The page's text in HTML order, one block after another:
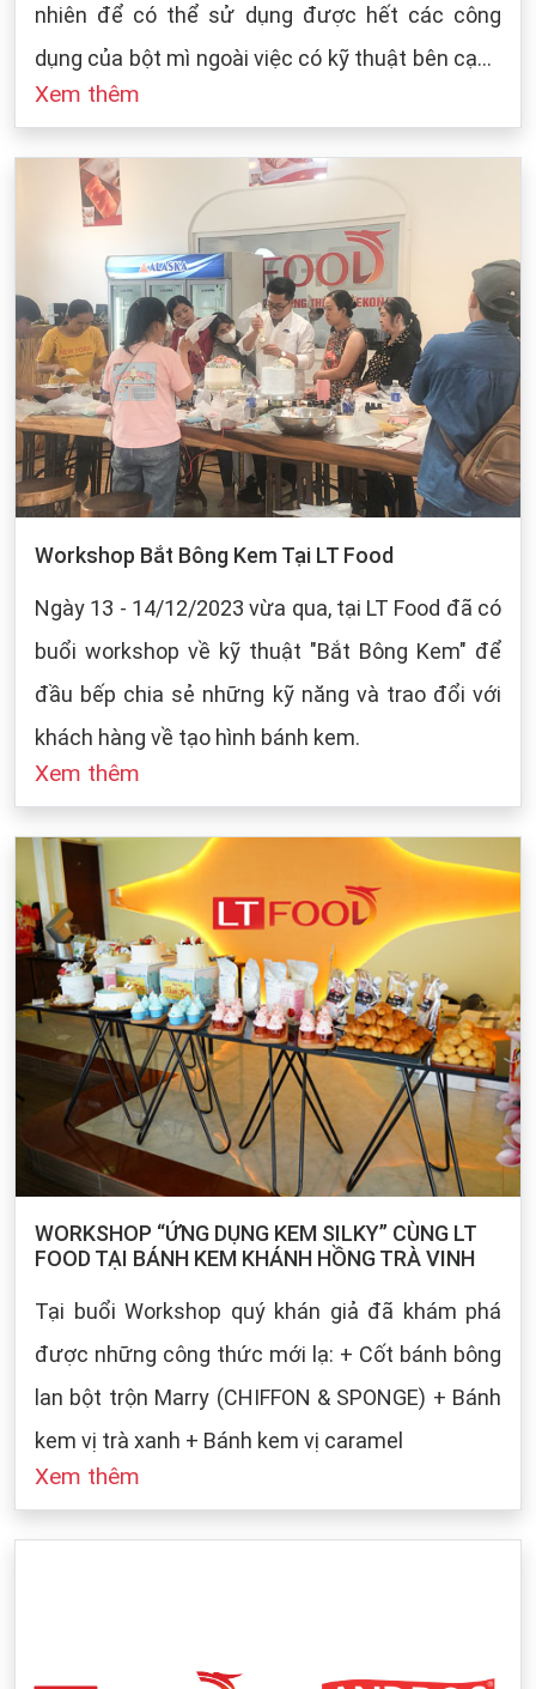
nhiên để có thể sử dụng được hết các công
dụng của bột mì ngoài việc có kỹ thuật bên cạnh
đó cũng dựa vào sự bảo quản của chúng ta khi
cách bảo quản chung cho các loại bột mì:
Xem thêm
Workshop Bắt Bông Kem Tại LT Food
Ngày 13 - 14/12/2023 vừa qua, tại LT Food đã có
buổi workshop về kỹ thuật "Bắt Bông Kem" để
đầu bếp chia sẻ những kỹ năng và trao đổi với
khách hàng về tạo hình bánh kem.
Xem thêm
WORKSHOP “ỨNG DỤNG KEM SILKY” CÙNG LT
FOOD TẠI BÁNH KEM KHÁNH HỒNG TRÀ VINH
Tại buổi Workshop quý khán giả đã khám phá
được những công thức mới lạ: + Cốt bánh bông
lan bột trộn Marry (CHIFFON & SPONGE) + Bánh
kem vị trà xanh + Bánh kem vị caramel
Xem thêm